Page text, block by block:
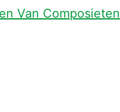
Van Composieten